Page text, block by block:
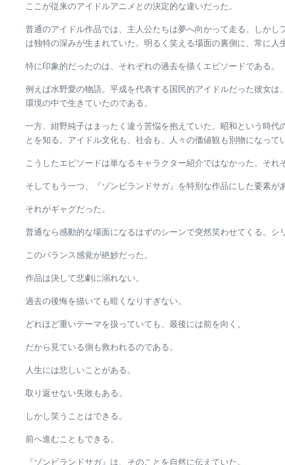
ここが従来のアイドルアニメとの決定的な違いだった。
普通のアイドル作品では、主人公たちは夢へ向かって走る。しか
は独特の深みが生まれていた。明るく笑える場面の裏側に、常に人
特に印象的だったのは、それぞれの過去を描くエピソードである。
例えば水野愛の物語。平成を代表する国民的アイドルだった彼女
環境の中で生きていたのである。
一方、紺野純子はまったく違う苦悩を抱えていた。昭和という時
とを知る。アイドル文化も、社会も、人々の価値観も別物になって
こうしたエピソードは単なるキャラクター紹介ではなかった。そ
そしてもう一つ、『ゾンビランドサガ』を特別な作品にした要素が
それがギャグだった。
普通なら感動的な場面になるはずのシーンで突然笑わせてくる。
このバランス感覚が絶妙だった。
作品は決して悲劇に溺れない。
過去の後悔を描いても暗くなりすぎない。
どれほど重いテーマを扱っていても、最後には前を向く。
だから見ている側も救われるのである。
人生には悲しいことがある。
取り返せない失敗もある。
しかし笑うことはできる。
前へ進むこともできる。
『ゾンビランドサガ』は、そのことを自然に伝えていた。